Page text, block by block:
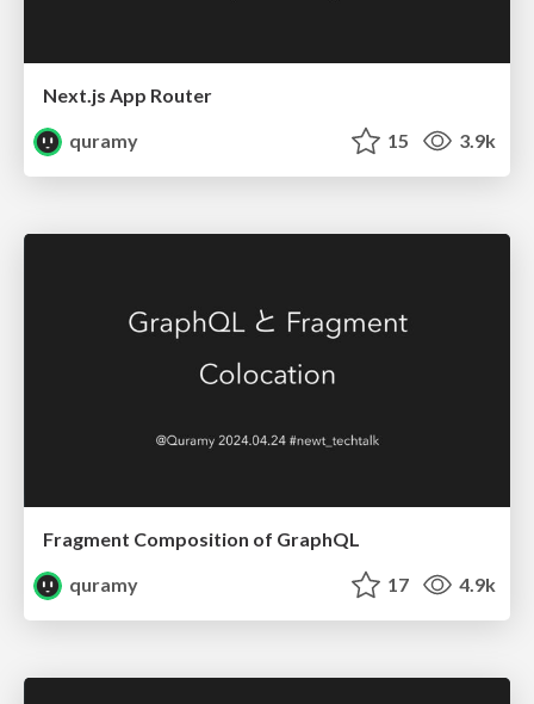
Next.js App Router
quramy
15 3.9k
Fragment Composition of GraphQL
quramy
17 4.9k